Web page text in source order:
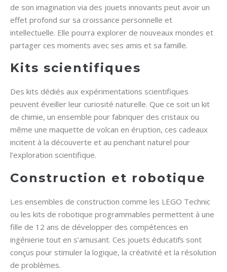
de son imagination via des jouets innovants peut avoir un
effet profond sur sa croissance personnelle et
intellectuelle. Elle pourra explorer de nouveaux mondes et
partager ces moments avec ses amis et sa famille.
Kits scientifiques
Des kits dédiés aux expérimentations scientifiques
peuvent éveiller leur curiosité naturelle. Que ce soit un kit
de chimie, un ensemble pour fabriquer des cristaux ou
même une maquette de volcan en éruption, ces cadeaux
incitent à la découverte et au penchant naturel pour
l’exploration scientifique.
Construction et robotique
Les ensembles de construction comme les LEGO Technic
ou les kits de robotique programmables permettent à une
fille de 12 ans de développer des compétences en
ingénierie tout en s’amusant. Ces jouets éducatifs sont
conçus pour stimuler la logique, la créativité et la résolution
de problèmes.